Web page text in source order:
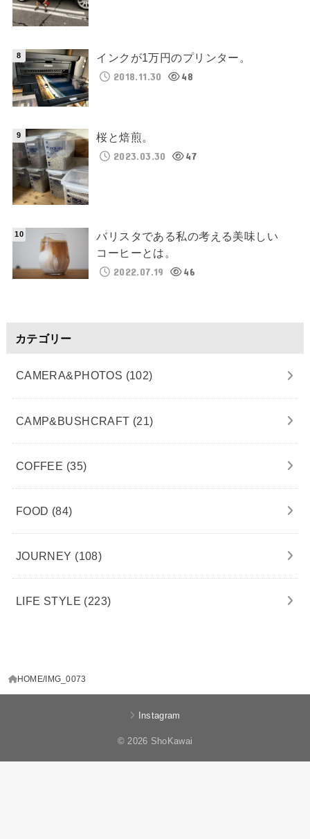
インクが1万円のプリンター。
2018.11.30
48
桜と焙煎。
2023.03.30
47
バリスタである私の考える美味しい
コーヒーとは。
2022.07.19
46
カテゴリー
CAMERA&PHOTOS (102)
CAMP&BUSHCRAFT (21)
COFFEE (35)
FOOD (84)
JOURNEY (108)
LIFE STYLE (223)
HOME IMG_0073
Instagram
© 2026 ShoKawai